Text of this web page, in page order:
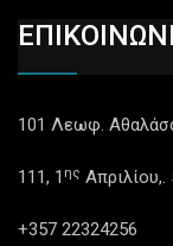
101 Λεωφ.
111, 1 ης Απριλίου,.
+357 22324256